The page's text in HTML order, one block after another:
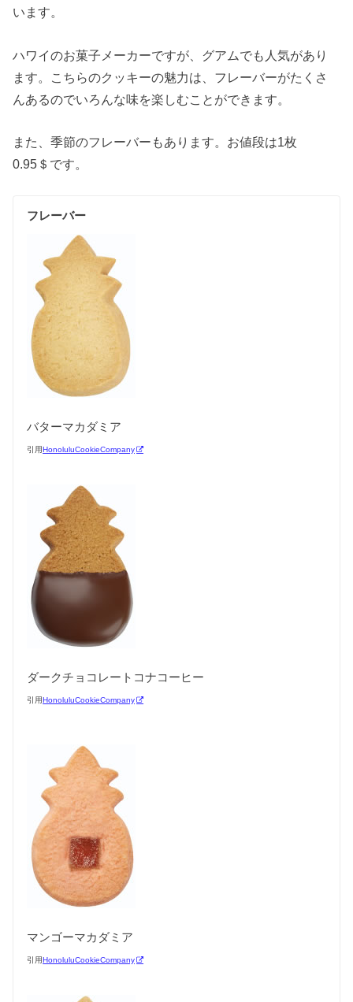
います。
ハワイのお菓子メーカーですが、グアムでも人気があり
ます。こちらのクッキーの魅力は、フレーバーがたくさ
んあるのでいろんな味を楽しむことができます。
また、季節のフレーバーもあります。お値段は1枚
0.95＄です。
フレーバー
バターマカダミア
引用 HonoluluCookieCompany
ダークチョコレートコナコーヒー
引用HonoluluCookieCompany
マンゴーマカダミア
引用 HonoluluCookieCompany